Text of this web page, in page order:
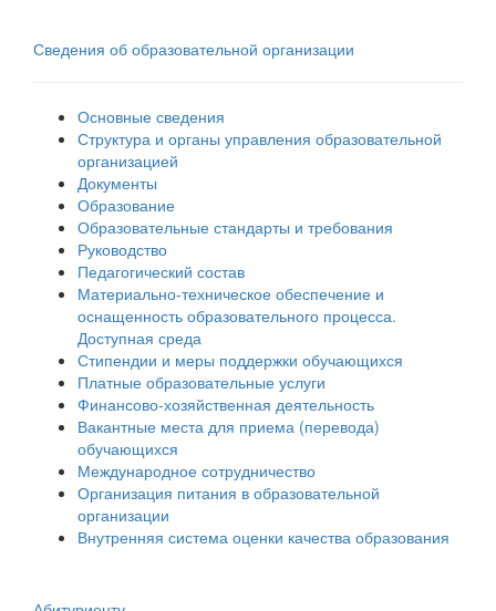
Сведения об образовательной организации
Основные сведения
Структура и органы управления образовательной
организацией
Документы
Образование
Образовательные стандарты и требования
Руководство
Педагогический состав
Материально-техническое обеспечение и
оснащенность образовательного процесса.
Доступная среда
Стипендии и меры поддержки обучающихся
Платные образовательные услуги
Финансово-хозяйственная деятельность
Вакантные места для приема (перевода)
обучающихся
Международное сотрудничество
Организация питания в образовательной
организации
Внутренняя система оценки качества образования